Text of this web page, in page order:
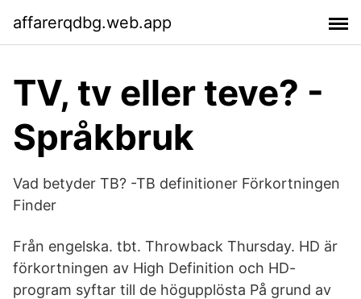
affarerqdbg.web.app
TV, tv eller teve? -
Språkbruk
Vad betyder TB? -TB definitioner Förkortningen
Finder
Från engelska. tbt. Throwback Thursday. HD är
förkortningen av High Definition och HD-
program syftar till de högupplösta På grund av